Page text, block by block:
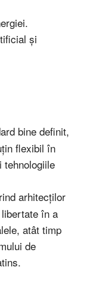
și
bine definit,
flexibil în
arhitecților
în a
atât timp
de